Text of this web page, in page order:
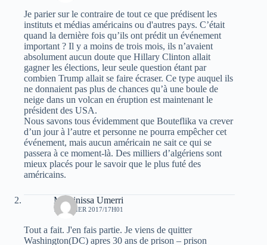
Je parier sur le contraire de tout ce que prédisent les
instituts et médias américains ou d'autres pays. C’était
quand la dernière fois qu’ils ont prédit un événement
important ? Il y a moins de trois mois, ils n’avaient
absolument aucun doute que Hillary Clinton allait
gagner les élections, leur seule question étant par
combien Trump allait se faire écraser. Ce type auquel ils
ne donnaient pas plus de chances qu’à une boule de
neige dans un volcan en éruption est maintenant le
président des USA.
Nous savons tous évidemment que Bouteflika va crever
d’un jour à l’autre et personne ne pourra empêcher cet
événement, mais aucun américain ne sait ce qui se
passera à ce moment-là. Des milliers d’algériens sont
mieux placés pour le savoir que le plus futé des
américains.
Massinissa Umerri
7 FÉVRIER 2017/17H01
Tout a fait. J'en fais partie. Je viens de quitter
Washington(DC) apres 30 ans de prison – prison